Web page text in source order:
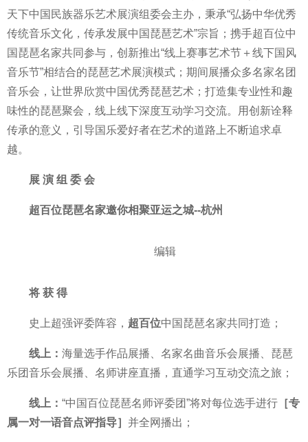
天下中国民族器乐艺术展演组委会主办，秉承“弘扬中华优秀
传统音乐文化，传承发展中国琵琶艺术”宗旨；携手超百位中
国琵琶名家共同参与，创新推出“线上赛事艺术节＋线下国风
音乐节”相结合的琵琶艺术展演模式；期间展播众多名家名团
音乐会，让世界欣赏中国优秀琵琶艺术；打造集专业性和趣
味性的琵琶聚会，线上线下深度互动学习交流。用创新诠释
传承的意义，引导国乐爱好者在艺术的道路上不断追求卓
越。
展 演 组 委 会
超百位琵琶名家邀你相聚亚运之城--杭州
编辑
将 获 得
史上超强评委阵容， 超百位中国琵琶名家共同打造；
线上： 海量选手作品展播、名家名曲音乐会展播、琵琶
乐团音乐会展播、名师讲座直播，直通学习互动交流之旅；
线上： “中国百位琵琶名师评委团”将对每位选手进行 ［专
属一对一语音点评指导］ 并全网播出；